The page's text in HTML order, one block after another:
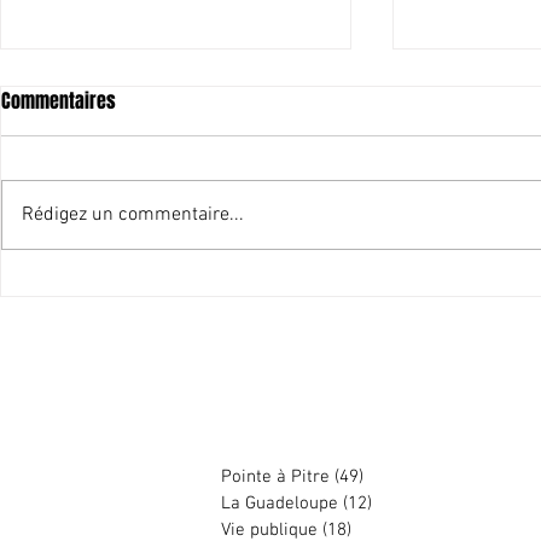
Merci pour
Commentaires
Rédigez un commentaire...
Pointe à Pitre (49)
La Guadeloupe (12)
Vie publique (18)